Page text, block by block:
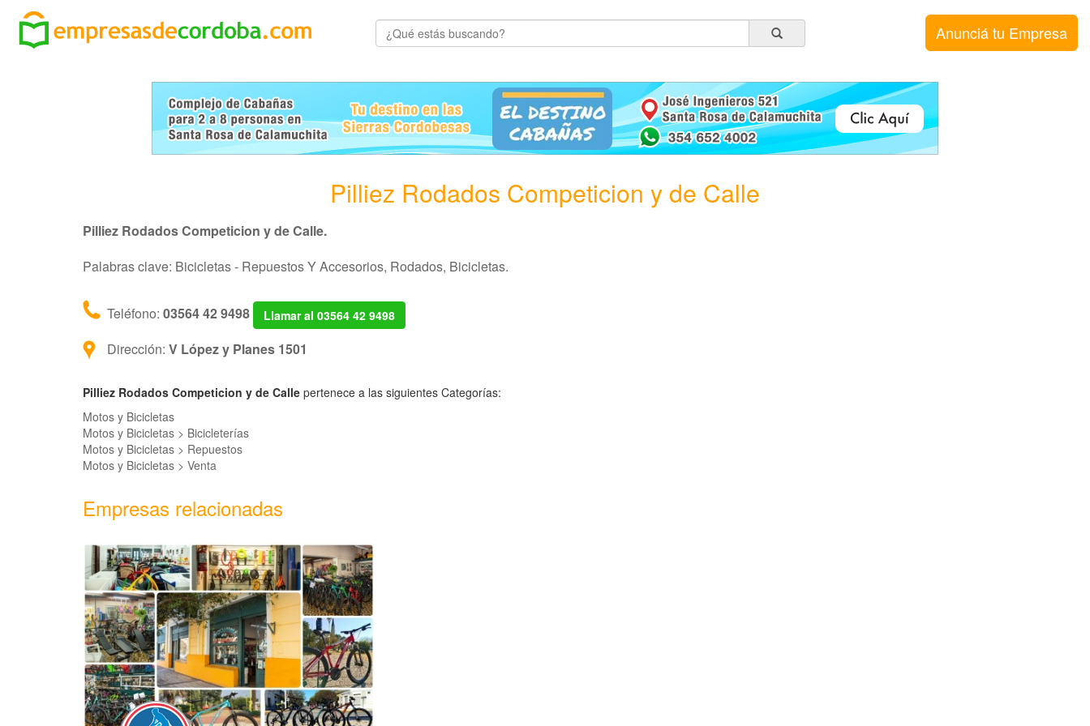
Anunciá tu Empresa
Pilliez Rodados Competicion y de Calle
Pilliez Rodados Competicion y de Calle.
Palabras clave: Bicicletas - Repuestos Y Accesorios, Rodados, Bicicletas.
Teléfono: 03564 42 9498 Llamar al 03564 42 9498
Dirección: V López y Planes 1501
Pilliez Rodados Competicion y de Calle pertenece a las siguientes Categorías:
Motos y Bicicletas
Motos y Bicicletas > Bicicleterías
Motos y Bicicletas > Repuestos
Motos y Bicicletas > Venta
Empresas relacionadas